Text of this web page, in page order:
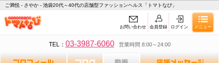
ご満悦 - さやか - 池袋20代～40代の店舗型ファッションヘルス「トマトなび」
お問い合わせ 会員登録 ログイン メニュー
TEL： 03-3987-6060 営業時間 8:00～24:00